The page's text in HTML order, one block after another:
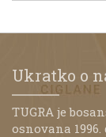
Ukratko o
TUGRA je
osnovana 1996.